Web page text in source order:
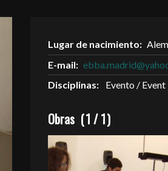
Lugar de nacimiento:
E-mail:
Disciplinas:
Evento / Event
Obras (1 /1)